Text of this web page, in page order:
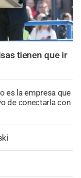
tienen que ir
es la empresa que
de conectarla con